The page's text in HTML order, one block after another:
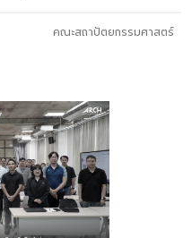
คณะสถาปัตยกรรมศาสตร์